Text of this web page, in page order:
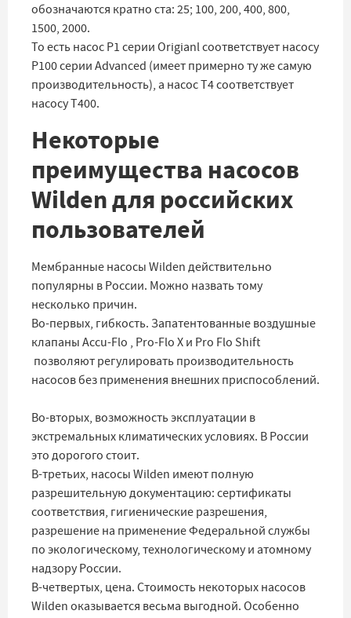
обозначаются кратно ста: 25; 100, 200, 400, 800,
1500, 2000.
То есть насос P1 серии Origianl соответствует насосу
P100 серии Advanced (имеет примерно ту же самую
производительность), а насос T4 соответствует
насосу T400.
Некоторые
преимущества насосов
Wilden для российских
пользователей
Мембранные насосы Wilden действительно
популярны в России. Можно назвать тому
несколько причин.
Во-первых, гибкость. Запатентованные воздушные
клапаны Accu-Flo , Pro-Flo X и Pro Flo Shift
позволяют регулировать производительность
насосов без применения внешних приспособлений.
Во-вторых, возможность эксплуатации в
экстремальных климатических условиях. В России
это дорогого стоит.
В-третьих, насосы Wilden имеют полную
разрешительную документацию: сертификаты
соответствия, гигиенические разрешения,
разрешение на применение Федеральной службы
по экологическому, технологическому и атомному
надзору России.
В-четвертых, цена. Стоимость некоторых насосов
Wilden оказывается весьма выгодной. Особенно